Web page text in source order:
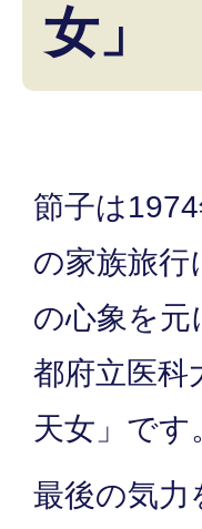
女」
節子は
の家族旅
の心象を
都府立医科
天女」です
最後の気力